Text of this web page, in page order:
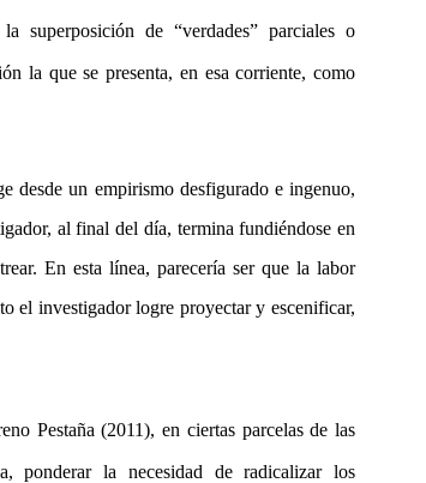
superposición de “verdades” parciales o
la que se presenta, en esa corriente, como
desde un empirismo desfigurado e ingenuo,
al final del día, termina fundiéndose en
En esta línea, parecería ser que la labor
el investigador logre proyectar y escenificar,
Pestaña (2011), en ciertas parcelas de las
ponderar la necesidad de radicalizar los